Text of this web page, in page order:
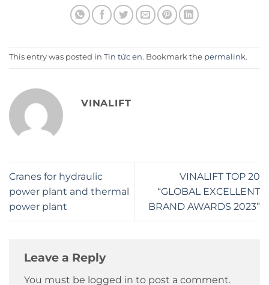
This entry was posted in Tin tức en. Bookmark the permalink.
VINALIFT
Cranes for hydraulic
power plant and thermal
power plant
VINALIFT TOP 20
“GLOBAL EXCELLENT
BRAND AWARDS 2023”
Leave a Reply
You must be logged in to post a comment.